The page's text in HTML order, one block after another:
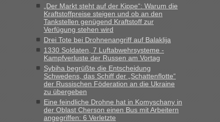
„Bin am Montag 15.6.26 um 8 Uhr in Urgyniw ausgereist,
das erste Mal an einem Montagmorgen ca. 15 Fahrzeuge
vor mir, bin sonst der Erste oder Zweite, egal, nach ca 20
Minuten wurde dann die nächste Welle...“
Berichte und Reisetipps • Re: An welchem
Grenzübergang zwischen Polen und der Ukraine geht es am
schnellsten?
„Derzeit, ist es überall sehr voll an den Grenzen Ukraine/
Polen. Zb. Krakovets 100 PKW ca. 10 h Wartezeit. Wollen
Montag rüber, versuchen es sehr früh.“
„Der Markt steht auf der Kippe“: Warum die
Kraftstoffpreise steigen und ob an den
Tankstellen genügend Kraftstoff zur
Verfügung stehen wird
Drei Tote bei Drohnenangriff auf Balaklija
1330 Soldaten, 7 Luftabwehrsysteme -
Kampfverluste der Russen am Vortag
Sybiha begrüßte die Entscheidung
Schwedens, das Schiff der „Schattenflotte“
der Russischen Föderation an die Ukraine
zu übergeben
Eine feindliche Drohne hat in Komyschany in
der Oblast Cherson einen Bus mit Arbeitern
angegriffen: 6 Verletzte